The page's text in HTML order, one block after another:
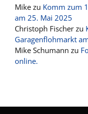
Mike zu Komm zum
am 25. Mai 2025
Christoph Fischer zu
Garagenflohmarkt
Mike Schumann zu
online.